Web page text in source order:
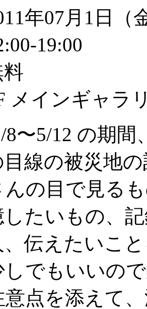
年07月1日（
19:00
メインギャラ
8〜5/12 の期
線の被災地
んの目で見る
たいもの、
、伝えたいこ
しでもいいの
点を添えて